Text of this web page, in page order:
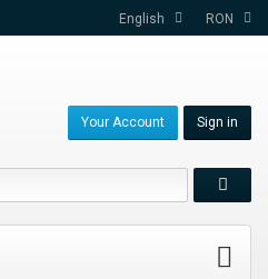
RON
English
Sign in
Your Account